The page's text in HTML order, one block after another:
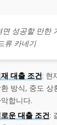
면 성공할 만한
류 카네기
대출 조건: 현
방식, 중도 상
합니다.
운 대출 조건: